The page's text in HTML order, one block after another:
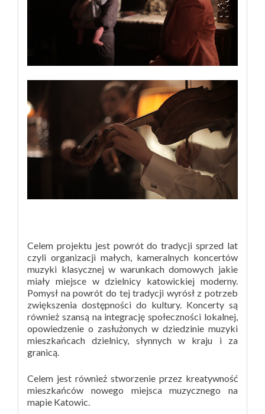
Celem projektu jest powrót do tradycji sprzed lat
czyli organizacji małych, kameralnych koncertów
muzyki klasycznej w warunkach domowych jakie
miały miejsce w dzielnicy katowickiej moderny.
Pomysł na powrót do tej tradycji wyrósł z potrzeb
zwiększenia dostępności do kultury. Koncerty są
również szansą na integrację społeczności lokalnej,
opowiedzenie o zasłużonych w dziedzinie muzyki
mieszkańcach dzielnicy, słynnych w kraju i za
granicą.
Celem jest również stworzenie przez kreatywność
mieszkańców nowego miejsca muzycznego na
mapie Katowic.